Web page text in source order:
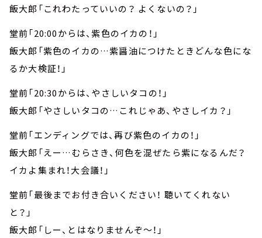
飯大郎「これわたっていいの？ よくないの？」
堂前「20:00からは、紫色のイカの！」
飯大郎「紫色のイカの…紫醤油につけたときどんな色にな
るか大検証！」
堂前「20:30からは、やさしいタコの！」
飯大郎「やさしいタコの…これじゃあ、やさしイカ？」
堂前「エンディングでは、再び紫色のイカの！」
飯大郎「えー…むらさき、何色を混ぜたら紫になるんだ？
イカよ集まれ！大会議！」
堂前「最後までお付き合いください！ 聴いてくれない
と？」
飯大郎「しー、とはなりませんぞ～！」